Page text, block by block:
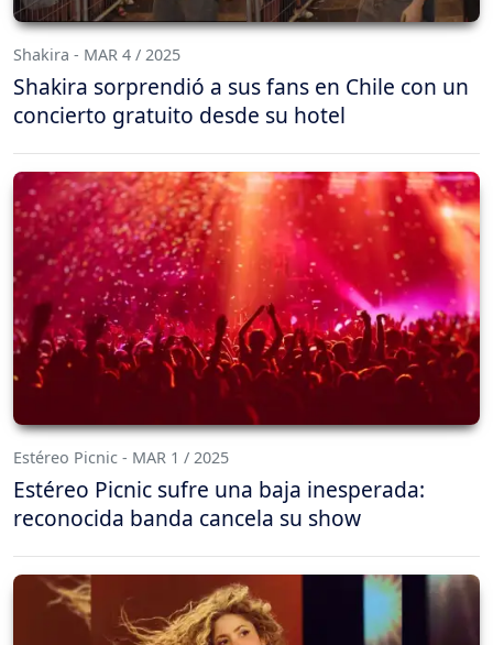
Shakira - MAR 4 / 2025
Shakira sorprendió a sus fans en Chile con un
concierto gratuito desde su hotel
Estéreo Picnic - MAR 1 / 2025
Estéreo Picnic sufre una baja inesperada:
reconocida banda cancela su show